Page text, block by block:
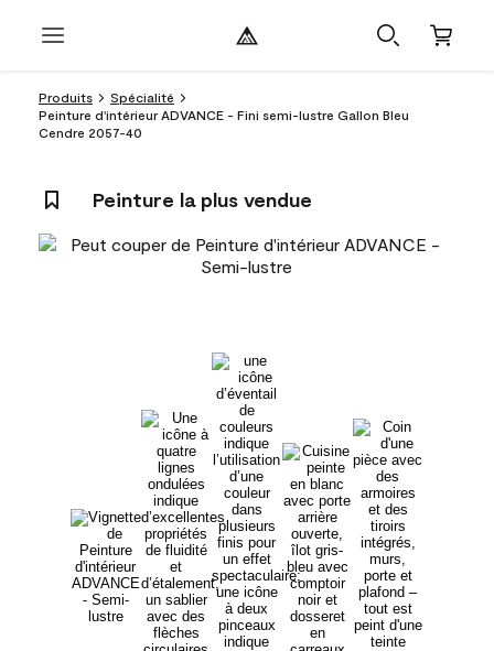
Produits
Spécialité
Peinture d'intérieur ADVANCE - Fini semi-lustre Gallon Bleu
Cendre 2057-40
Peinture la plus vendue